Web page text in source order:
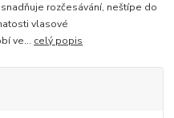
rozčesávání, neštípe do
vlasové
ve... celý popis